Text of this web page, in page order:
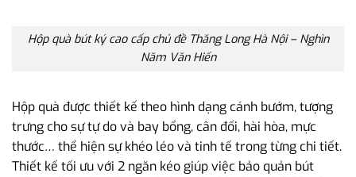
Hộp quà bút ký cao cấp chủ đề Thăng Long Hà Nội – Nghìn
Năm Văn Hiến
Hộp quà được thiết kế theo hình dạng cánh bướm, tượng
trưng cho sự tự do và bay bổng, cân đối, hài hòa, mực
thước… thể hiện sự khéo léo và tinh tế trong từng chi tiết.
Thiết kế tối ưu với 2 ngăn kéo giúp việc bảo quản bút